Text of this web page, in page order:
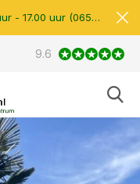
14.000 m2
9.6
Ons terrein is geopend di. t/m za. 8.00 uur - 17.00 uur (0657510597)